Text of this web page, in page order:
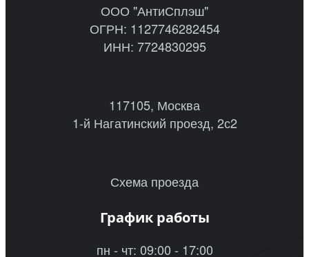
ООО "АнтиСплэш"
ОГРН: 1127746282454
ИНН: 7724830295
117105, Москва
1-й Нагатинский проезд, 2с2
Схема проезда
График работы
пн - чт: 09:00 - 17:00